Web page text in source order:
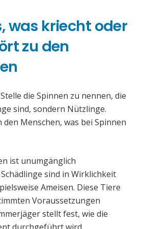
was kriecht oder
zu den
die Spinnen zu nennen, die
sind, sondern Nützlinge.
den Menschen, was bei Spinnen
ist unumgänglich
sind in Wirklichkeit
Ameisen. Diese Tiere
Voraussetzungen
stellt fest, wie die